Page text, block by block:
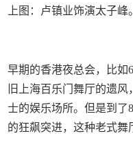
上图：卢镇业饰演太子峰。
早期的香港夜总会，比如
旧上海百乐门舞厅的遗
士的娱乐场所。但是到了
的狂飙突进，这种老式舞